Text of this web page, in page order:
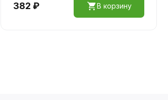
382 ₽ В корзину